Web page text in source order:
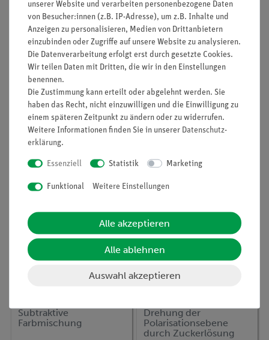
Artikel-Nr.:P1195400
Beugung an einer Kante
742,10 €
Spektrales
Auflösungsvermögen
bei einem Gitter
Subtraktive
Farbmischung
Drehung der
Polarisationsebene
durch Zuckerlösung
unserer Website und verarbeiten personenbezogene Daten
von Besucher:innen (z.B. IP-Adresse), um z.B. Inhalte und
Anzeigen zu personalisieren, Medien von Drittanbietern
einzubinden oder Zugriffe auf unsere Website zu analysieren.
Die Datenverarbeitung erfolgt erst durch gesetzte Cookies.
Wir teilen Daten mit Dritten, die wir in den Einstellungen
benennen.
Die Zustimmung kann erteilt oder abgelehnt werden. Sie
haben das Recht, nicht einzuwilligen und die Einwilligung zu
einem späteren Zeitpunkt zu ändern oder zu widerrufen.
Weitere Informationen finden Sie in unserer Daten­schutz­
erklärung.
Essenziell Statistik Marketing
Funktional Weitere Einstellungen
Alle akzeptieren
Alle ablehnen
Auswahl akzeptieren